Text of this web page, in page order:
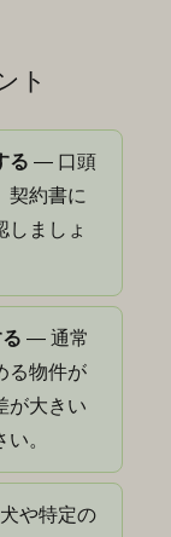
ト
る — 口頭
契約書に
しましょ
— 通常
る物件が
が大きい
。
や特定の